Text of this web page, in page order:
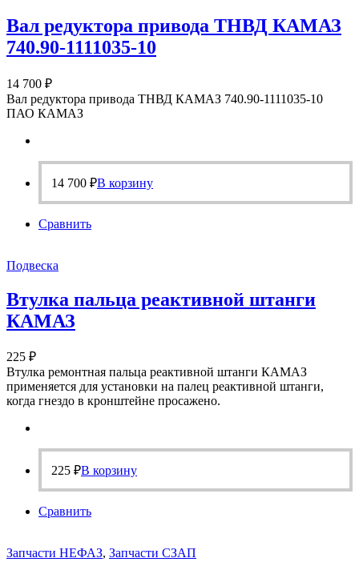
Вал редуктора привода ТНВД КАМАЗ
740.90-1111035-10
14 700 ₽
Вал редуктора привода ТНВД КАМАЗ 740.90-1111035-10
ПАО КАМАЗ
14 700 ₽В корзину
Сравнить
Подвеска
Втулка пальца реактивной штанги
КАМАЗ
225 ₽
Втулка ремонтная пальца реактивной штанги КАМАЗ
применяется для установки на палец реактивной штанги,
когда гнездо в кронштейне просажено.
225 ₽В корзину
Сравнить
Запчасти НЕФАЗ, Запчасти СЗАП